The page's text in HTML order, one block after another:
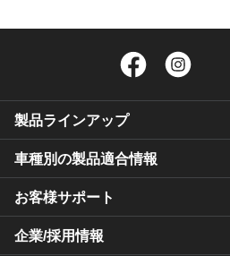
Facebook
製品ラインアップ
車種別の製品適合情報
お客様サポート
企業/採用情報